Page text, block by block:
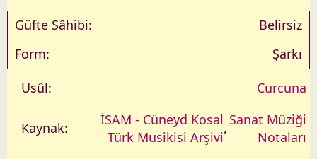
Belirsiz
Şarkı
Curcuna
İSAM - Cüneyd Kosal
Türk Musikisi Arşivi
,
Sanat Müziği
Notaları